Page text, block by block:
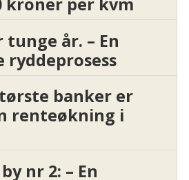
år. – En
banker er
renteøkning i
nr 2: – En